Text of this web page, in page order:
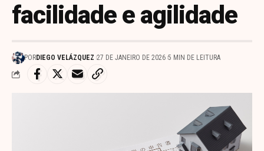
facilidade e agilidade
PORDIEGO VELÁZQUEZ 27 DE JANEIRO DE 2026 5 MIN DE LEITURA